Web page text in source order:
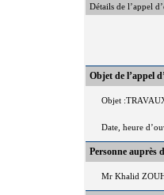
Détails de l’appel
Objet de l’appel
Objet
Date, heure
Personne auprès
Mr Khalid